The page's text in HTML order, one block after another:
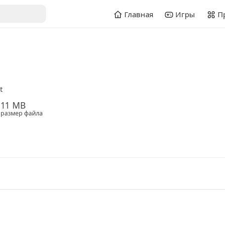
Главная Игры
11 MB
размер файла